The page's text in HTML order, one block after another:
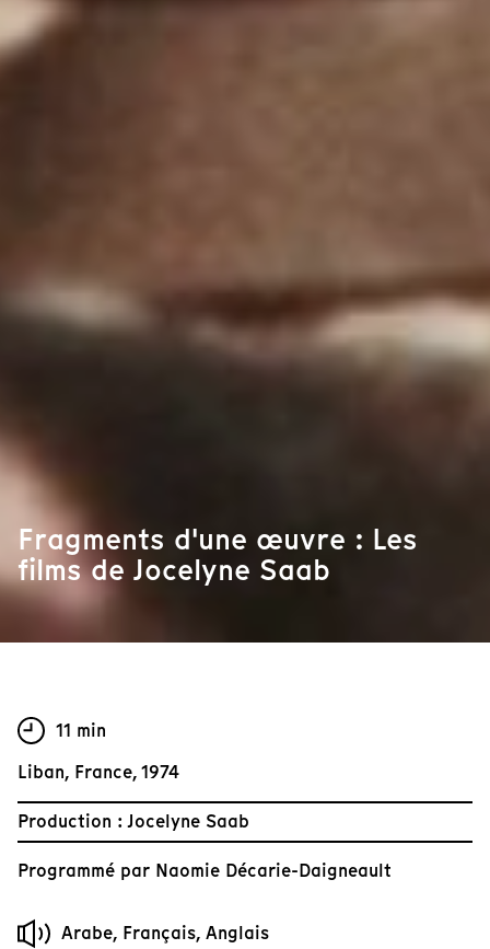
Fragments d'une œuvre : Les
films de Jocelyne Saab
11 min
Liban, France, 1974
Production : Jocelyne Saab
Programmé par Naomie Décarie-Daigneault
Arabe, Français, Anglais